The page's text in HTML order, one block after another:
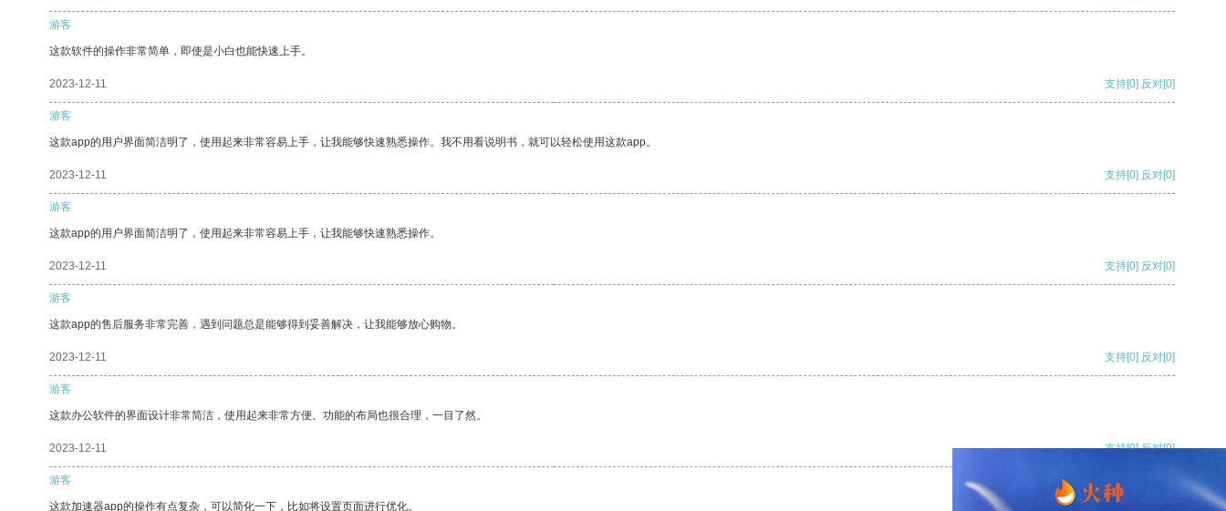
游客
这款软件的操作非常简单，即使是小白也能快速上手。
2023-12-11 支持[0] 反对[0]
游客
这款app的用户界面简洁明了，使用起来非常容易上手，让我能够快速熟悉操作。我不用看说明书，就可以轻松使用这款app。
2023-12-11 支持[0] 反对[0]
游客
这款app的用户界面简洁明了，使用起来非常容易上手，让我能够快速熟悉操作。
2023-12-11 支持[0] 反对[0]
游客
这款app的售后服务非常完善，遇到问题总是能够得到妥善解决，让我能够放心购物。
2023-12-11 支持[0] 反对[0]
游客
这款办公软件的界面设计非常简洁，使用起来非常方便。功能的布局也很合理，一目了然。
2023-12-11 支持[0] 反对[0]
游客
这款加速器app的操作有点复杂，可以简化一下，比如将设置页面进行优化。